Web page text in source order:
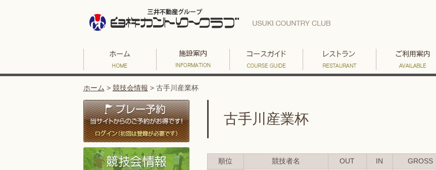
ホーム > 競技会情報 > 古手川産業杯
古手川産業杯
順位 競技者名 OUT IN GROSS